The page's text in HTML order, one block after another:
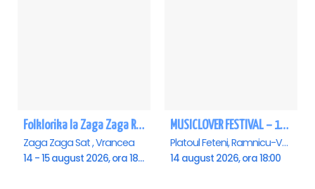
Folklorika la Zaga Zaga Resort - Anulat
Zaga Zaga Sat , Vrancea
14 - 15 august 2026, ora 18:00
MUSICLOVER FESTIVAL – 14 August – Puya, Johny Romano, Shift, Badd G, DJ Matei & Bogdanov
Platoul Feteni, Ramnicu-Valcea
14 august 2026, ora 18:00